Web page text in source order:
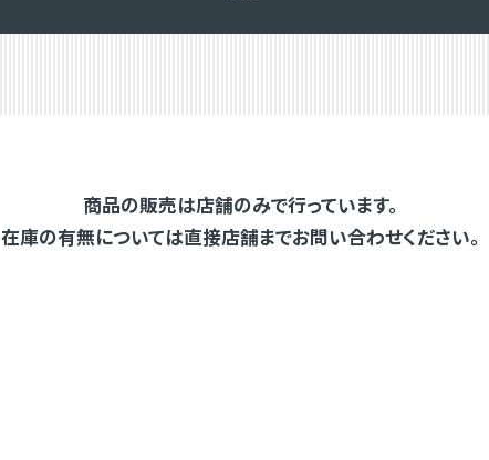
商品の販売は店舗のみで行っています。
在庫の有無については直接店舗までお問い合わせください。